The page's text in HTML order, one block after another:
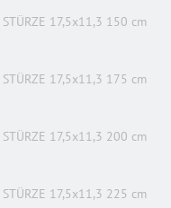
STÜRZE 17,5x11,3 150 cm
STÜRZE 17,5x11,3 175 cm
STÜRZE 17,5x11,3 200 cm
STÜRZE 17,5x11,3 225 cm